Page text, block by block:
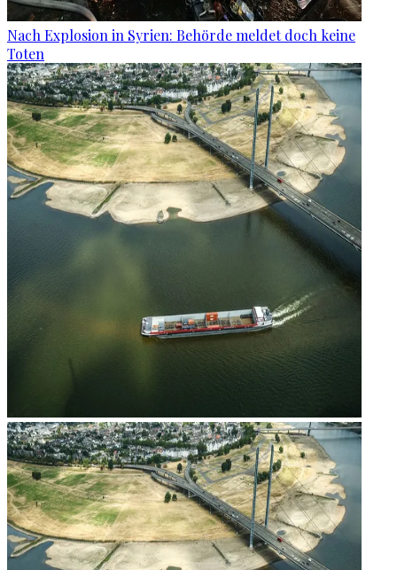
Nach Explosion in Syrien: Behörde meldet doch keine
Toten